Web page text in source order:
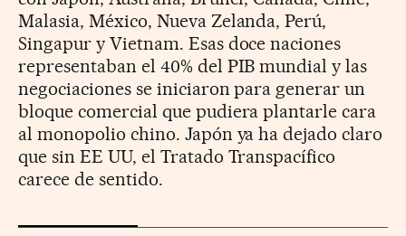
Malasia, México, Nueva Zelanda, Perú,
Singapur y Vietnam. Esas doce naciones
representaban el 40% del PIB mundial y las
negociaciones se iniciaron para generar un
bloque comercial que pudiera plantarle cara
al monopolio chino. Japón ya ha dejado claro
que sin EE UU, el Tratado Transpacífico
carece de sentido.